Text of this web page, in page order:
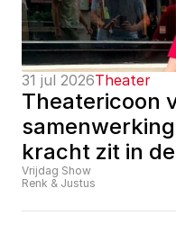
31 jul 2026Theater
Theatericoon
kracht zit in
Vrijdag Show
Renk & Justus